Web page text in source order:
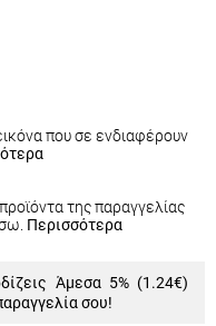
που σε ενδιαφέρουν
της παραγγελίας
Άμεσα 5% (